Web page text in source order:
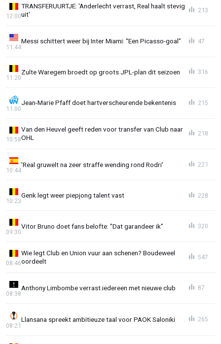
TRANSFERUURTJE: 'Anderlecht verrast, Real haalt stevig
uit'
12:00
213
Messi schittert weer bij Inter Miami: “Een Picasso-goal”
11:44
47
Zulte Waregem broedt op groots JPL-plan dit seizoen
11:20
316
Jean-Marie Pfaff doet hartverscheurende bekentenis
11:00
215
Van den Heuvel geeft reden voor transfer van Club naar
OHL
10:58
218
'Real gruwelt na zeer straffe wending rond Rodri'
10:44
221
Genk legt weer piepjong talent vast
10:23
228
Vitor Bruno doet fans belofte: "Dat garandeer ik"
09:30
320
Wie legt Club en Union vuur aan schenen? Boudeweel
oordeelt
08:46
547
Anthony Limbombe verrast iedereen met nieuwe club
08:38
87
Llansana spreekt ambitieuze taal voor PAOK Saloniki
08:21
265